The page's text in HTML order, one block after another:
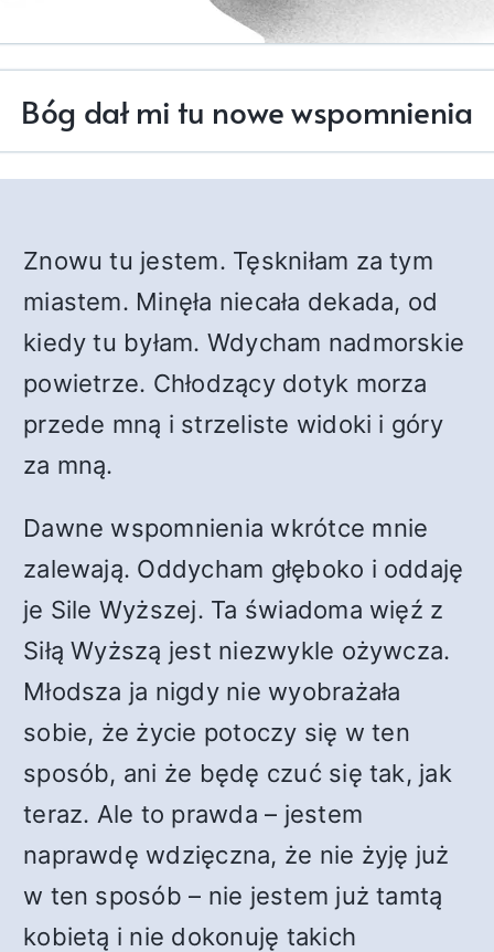
Bóg dał mi tu nowe wspomnienia
Znowu tu jestem. Tęskniłam za tym
miastem. Minęła niecała dekada, od
kiedy tu byłam. Wdycham nadmorskie
powietrze. Chłodzący dotyk morza
przede mną i strzeliste widoki i góry
za mną.
Dawne wspomnienia wkrótce mnie
zalewają. Oddycham głęboko i oddaję
je Sile Wyższej. Ta świadoma więź z
Siłą Wyższą jest niezwykle ożywcza.
Młodsza ja nigdy nie wyobrażała
sobie, że życie potoczy się w ten
sposób, ani że będę czuć się tak, jak
teraz. Ale to prawda – jestem
naprawdę wdzięczna, że nie żyję już
w ten sposób – nie jestem już tamtą
kobietą i nie dokonuję takich